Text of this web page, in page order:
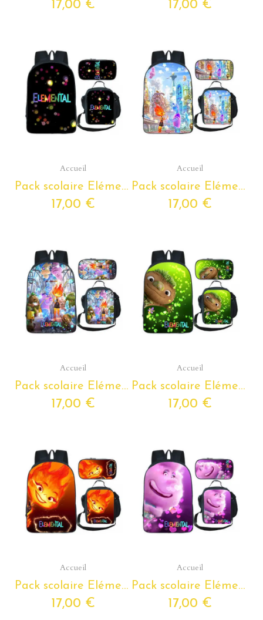
17,00 € 17,00 €
Aperçu rapide
Accueil
Pack scolaire Elémentaire à composer du Cp au Cm2 - cartable Elémentaire + Lunchboxe + trousse assortie
17,00 €
Aperçu rapide
Accueil
Pack scolaire Elémentaire à composer du Cp au Cm2 - cartable Elémentaire + Lunchboxe + trousse assortie
17,00 €
Aperçu rapide
Accueil
Pack scolaire Elémentaire à composer du Cp au Cm2 - cartable Elémentaire + Lunchboxe + trousse assortie
17,00 €
Aperçu rapide
Accueil
Pack scolaire Elémentaire à composer du Cp au Cm2 - cartable Elémentaire + Lunchboxe + trousse assortie
17,00 €
Aperçu rapide
Accueil
Pack scolaire Elémentaire à composer du Cp au Cm2 - cartable Elémentaire + Lunchboxe + trousse assortie
17,00 €
Aperçu rapide
Accueil
Pack scolaire Elémentaire à composer du Cp au Cm2 - cartable Elémentaire + Lunchboxe + trousse assortie
17,00 €